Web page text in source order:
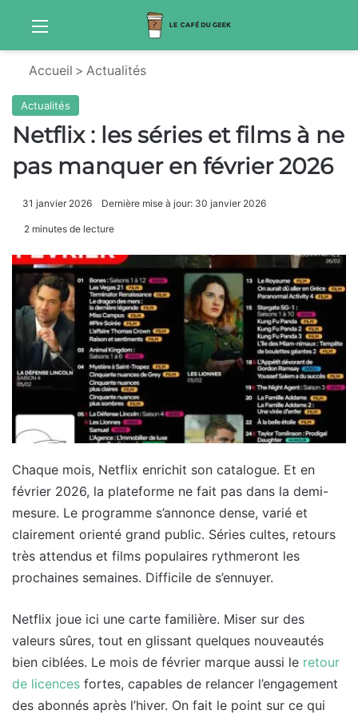
Menu
Accueil > Actualités
Actualités
Netflix : les séries et films à ne
pas manquer en février 2026
31 janvier 2026 Dernière mise à jour: 30 janvier 2026
2 minutes de lecture
Chaque mois, Netflix enrichit son catalogue. Et en
février 2026, la plateforme ne fait pas dans la demi-
mesure. Le programme s’annonce dense, varié et
clairement orienté grand public. Séries cultes, retours
très attendus et films populaires rythmeront les
prochaines semaines. Difficile de s’ennuyer.
Netflix joue ici une carte familière. Miser sur des
valeurs sûres, tout en glissant quelques nouveautés
bien ciblées. Le mois de février marque aussi le retour
de licences fortes, capables de relancer l’engagement
des abonnés après l’hiver. On fait le point sur ce qui